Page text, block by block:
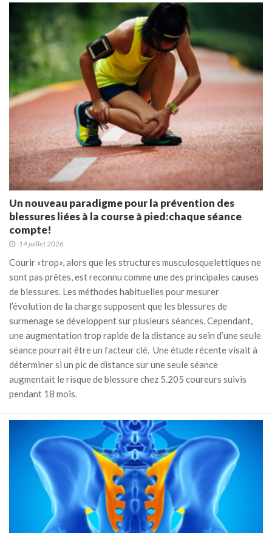
Un nouveau paradigme pour la prévention des
blessures liées à la course à pied:chaque séance
compte!
14 juillet 2026
Courir «trop», alors que les structures musculosquelettiques ne
sont pas prêtes, est reconnu comme une des principales causes
de blessures. Les méthodes habituelles pour mesurer
l’évolution de la charge supposent que les blessures de
surmenage se développent sur plusieurs séances. Cependant,
une augmentation trop rapide de la distance au sein d’une seule
séance pourrait être un facteur clé. Une étude récente visait à
déterminer si un pic de distance sur une seule séance
augmentait le risque de blessure chez 5.205 coureurs suivis
pendant 18 mois.